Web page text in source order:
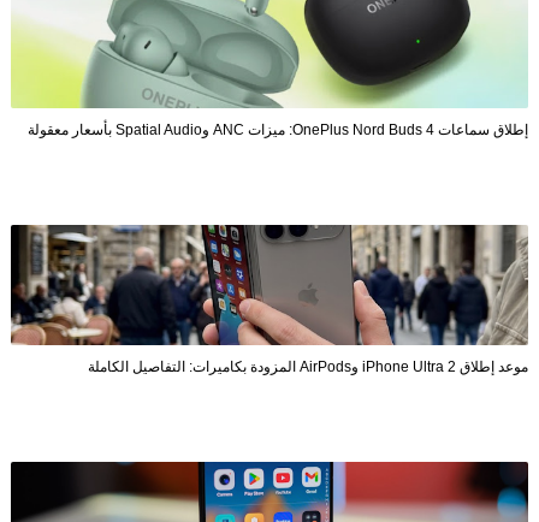
إطلاق سماعات OnePlus Nord Buds 4: ميزات ANC وSpatial Audio بأسعار معقولة
موعد إطلاق iPhone Ultra 2 وAirPods المزودة بكاميرات: التفاصيل الكاملة